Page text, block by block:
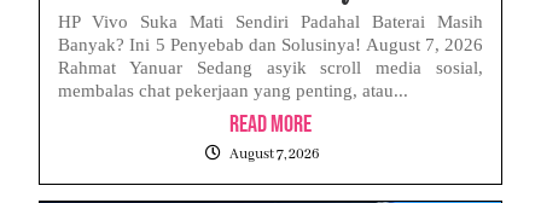
HP Vivo Suka Mati Sendiri Padahal Baterai Masih
Banyak? Ini 5 Penyebab dan Solusinya! August 7, 2026
Rahmat Yanuar Sedang asyik scroll media sosial,
membalas chat pekerjaan yang penting, atau...
Read More
August 7, 2026